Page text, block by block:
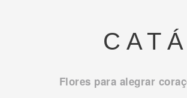
Flores para alegrar